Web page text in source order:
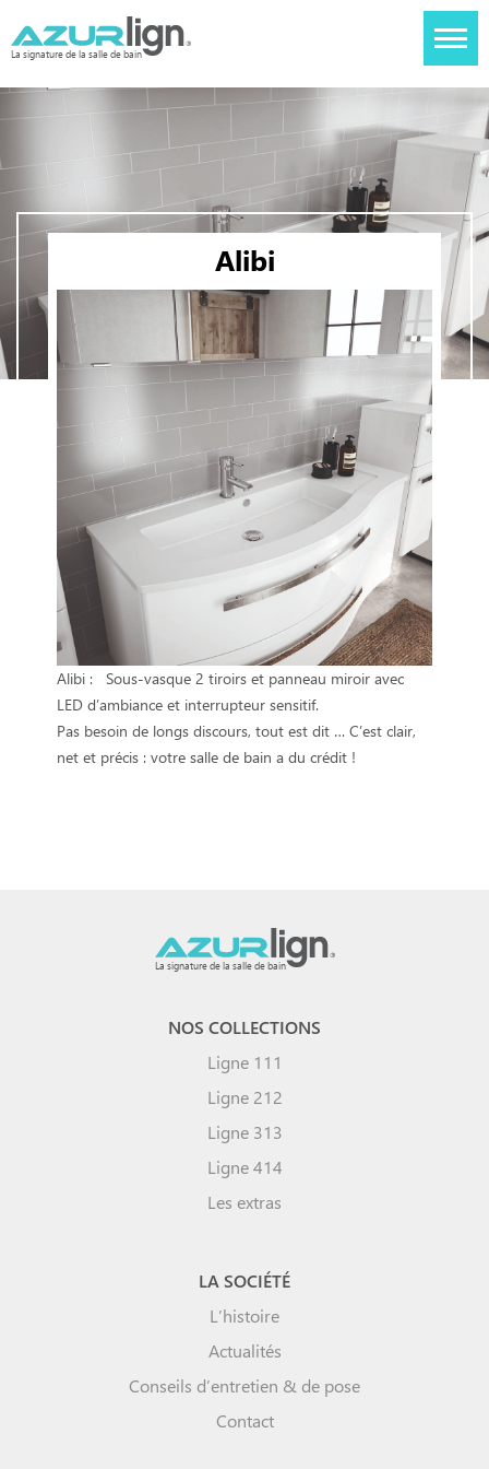
La signature de la salle de bain
Alibi
Alibi : Sous-vasque 2 tiroirs et panneau miroir avec
LED d’ambiance et interrupteur sensitif.
Pas besoin de longs discours, tout est dit … C’est clair,
net et précis : votre salle de bain a du crédit !
La signature de la salle de bain
NOS COLLECTIONS
Ligne 111
Ligne 212
Ligne 313
Ligne 414
Les extras
LA SOCIÉTÉ
L’histoire
Actualités
Conseils d’entretien & de pose
Contact